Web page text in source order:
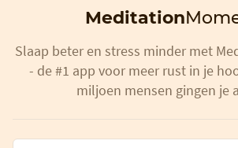
Meditation
Slaap beter en stress minder met
- de #1 app voor meer rust in je
miljoen mensen gingen je